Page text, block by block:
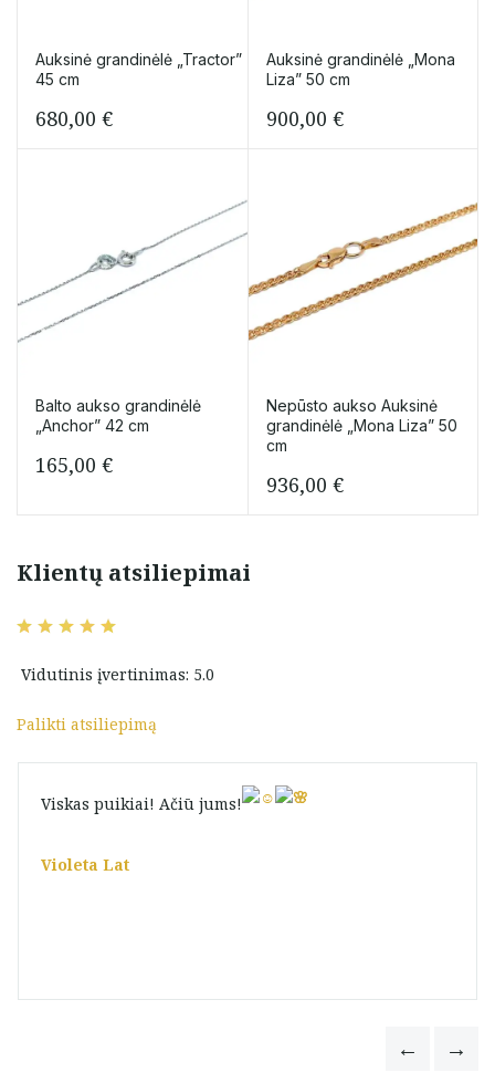
Auksinė grandinėlė „Tractor”
45 cm
680,00 €
Auksinė grandinėlė „Mona
Liza” 50 cm
900,00 €
Balto aukso grandinėlė
„Anchor” 42 cm
165,00 €
Nepūsto aukso Auksinė
grandinėlė „Mona Liza” 50
cm
936,00 €
Klientų atsiliepimai
Vidutinis įvertinimas: 5.0
Palikti atsiliepimą
Viskas puikiai! Ačiū jums!
Violeta Lat